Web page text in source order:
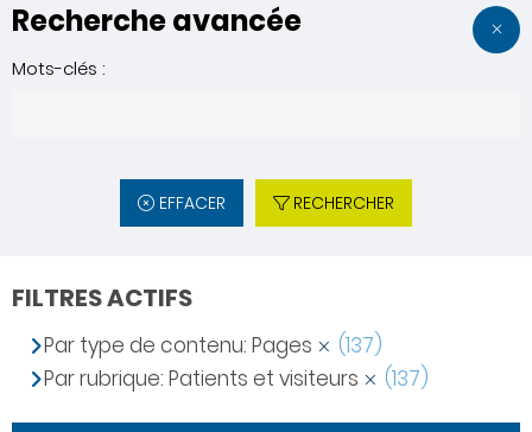
Recherche avancée
Mots-clés :
EFFACER RECHERCHER
FILTRES ACTIFS
Par type de contenu: Pages
(137)
Par rubrique: Patients et visiteurs
(137)